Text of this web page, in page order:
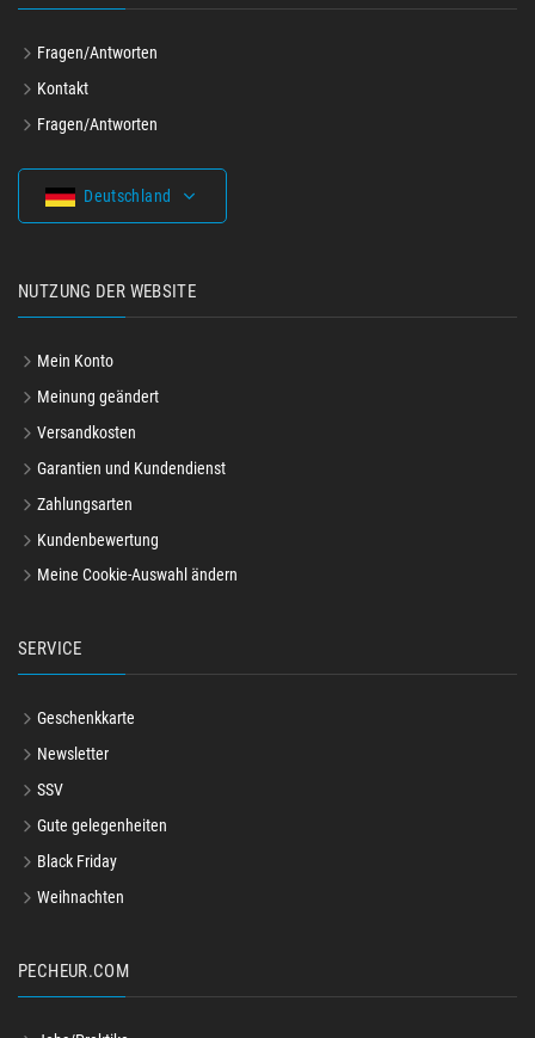
Fragen/Antworten
Kontakt
Fragen/Antworten
Deutschland
NUTZUNG DER WEBSITE
Mein Konto
Meinung geändert
Versandkosten
Garantien und Kundendienst
Zahlungsarten
Kundenbewertung
Meine Cookie-Auswahl ändern
SERVICE
Geschenkkarte
Newsletter
SSV
Gute gelegenheiten
Black Friday
Weihnachten
PECHEUR.COM